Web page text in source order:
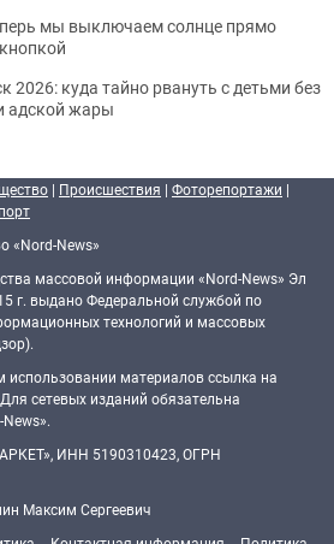
мы выключаем солнце прямо
2026: куда тайно рвануть с детьми без
адской жары
| Происшествия | Фоторепортажи |
«Nord-News»
массовой информации «Nord-News» Эл
г. выдано Федеральной службой по
технологий и массовых
материалов ссылка на
сетевых изданий обязательна
ИНН 5190310423, ОГРН
Максим Сергеевич